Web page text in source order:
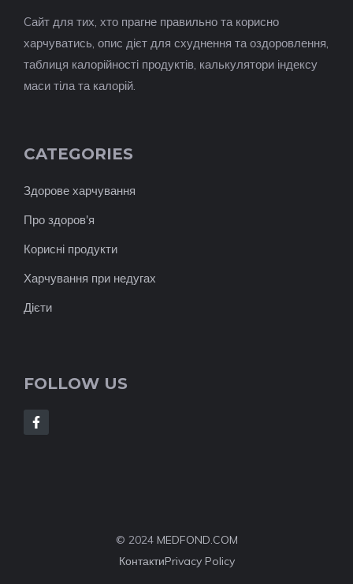
Cайт для тих, хто прагне правильно та корисно
харчуватись, опис дієт для схуднення та оздоровлення,
таблиця калорійності продуктів, калькулятори індексу
маси тіла та калорій.
CATEGORIES
Здорове харчування
Про здоров'я
Корисні продукти
Харчування при недугах
Дієти
FOLLOW US
© 2024 MEDFOND.COM
КонтактиPrivacy Policy